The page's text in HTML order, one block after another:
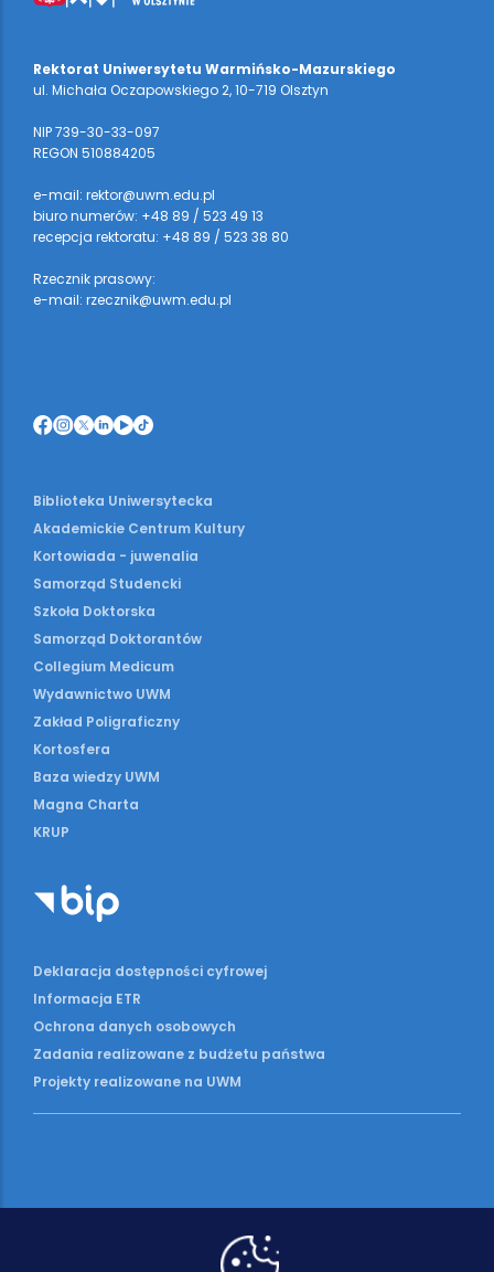
Rektorat Uniwersytetu Warmińsko-Mazurskiego
ul. Michała Oczapowskiego 2, 10-719 Olsztyn
NIP 739-30-33-097
REGON 510884205
e-mail: rektor@uwm.edu.pl
biuro numerów: +48 89 / 523 49 13
recepcja rektoratu: +48 89 / 523 38 80
Rzecznik prasowy:
e-mail: rzecznik@uwm.edu.pl
Biblioteka Uniwersytecka
Akademickie Centrum Kultury
Kortowiada - juwenalia
Samorząd Studencki
Szkoła Doktorska
Samorząd Doktorantów
Collegium Medicum
Wydawnictwo UWM
Zakład Poligraficzny
Kortosfera
Baza wiedzy UWM
Magna Charta
KRUP
Deklaracja dostępności cyfrowej
Informacja ETR
Ochrona danych osobowych
Zadania realizowane z budżetu państwa
Projekty realizowane na UWM